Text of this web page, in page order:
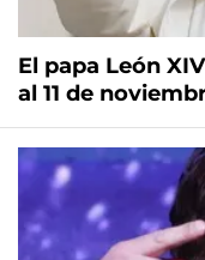
El papa León
al 11 de